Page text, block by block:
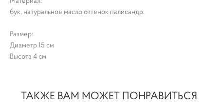
бук, натуральное масло оттенок палисандр.
Размер:
Диаметр 15 см
Высота 4 см
ТАКЖЕ ВАМ МОЖЕТ ПОНРАВИТЬСЯ